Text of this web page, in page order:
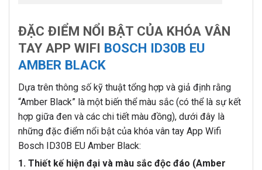
ĐẶC ĐIỂM NỔI BẬT CỦA KHÓA VÂN
TAY APP WIFI BOSCH ID30B EU
AMBER BLACK
Dựa trên thông số kỹ thuật tổng hợp và giả định rằng
“Amber Black” là một biến thể màu sắc (có thể là sự kết
hợp giữa đen và các chi tiết màu đồng), dưới đây là
những đặc điểm nổi bật của khóa vân tay App Wifi
Bosch ID30B EU Amber Black:
1. Thiết kế hiện đại và màu sắc độc đáo (Amber